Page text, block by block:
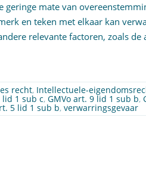
geringe mate van
en teken met elkaar kan
relevante factoren, zoals
recht, Intellectuele-
lid 1 sub c,GMVo art. 9 lid 1 sub b,
5 lid 1 sub b,verwarringsgevaar